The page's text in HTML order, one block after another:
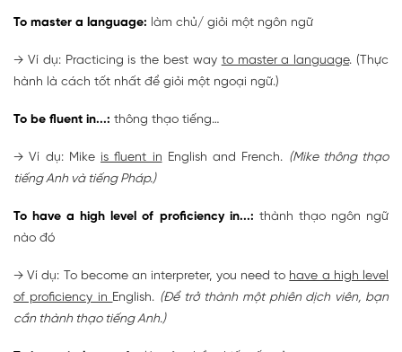
To master a language: làm chủ/ giỏi một ngôn ngữ
→ Ví dụ: Practicing is the best way to master a language. (Thực
hành là cách tốt nhất để giỏi một ngoại ngữ.)
To be fluent in...: thông thạo tiếng…
→ Ví dụ: Mike is fluent in English and French. (Mike thông thạo
tiếng Anh và tiếng Pháp.)
To have a high level of proficiency in...: thành thạo ngôn ngữ
nào đó
→ Ví dụ: To become an interpreter, you need to have a high level
of proficiency in English. (Để trở thành một phiên dịch viên, bạn
cần thành thạo tiếng Anh.)